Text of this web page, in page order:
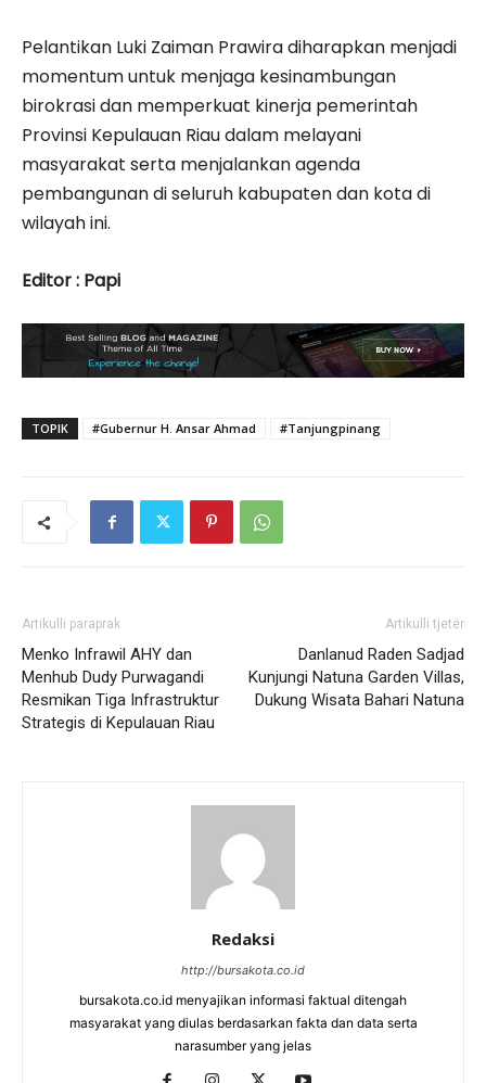
Pelantikan Luki Zaiman Prawira diharapkan menjadi
momentum untuk menjaga kesinambungan
birokrasi dan memperkuat kinerja pemerintah
Provinsi Kepulauan Riau dalam melayani
masyarakat serta menjalankan agenda
pembangunan di seluruh kabupaten dan kota di
wilayah ini.
Editor : Papi
TOPIK #Gubernur H. Ansar Ahmad #Tanjungpinang
Artikulli paraprak
Menko Infrawil AHY dan
Menhub Dudy Purwagandi
Resmikan Tiga Infrastruktur
Strategis di Kepulauan Riau
Artikulli tjetër
Danlanud Raden Sadjad
Kunjungi Natuna Garden Villas,
Dukung Wisata Bahari Natuna
Redaksi
http://bursakota.co.id
bursakota.co.id menyajikan informasi faktual ditengah
masyarakat yang diulas berdasarkan fakta dan data serta
narasumber yang jelas